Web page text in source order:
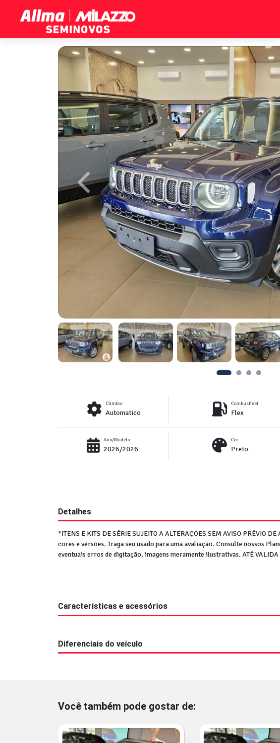
Previous
Câmbio
Automatico
Combustível
Flex
Ano/Modelo
2026/2026
Cor
Preto
Detalhes
*ITENS E KITS DE SÉRIE SUJEITO A ALTERAÇÕES SEM AVISO PRÉVIO
cores e versões. Traga seu usado para uma avaliação. Consulte nossos
eventuais erros de digitação, imagens meramente ilustrativas. ATÉ
Características e acessórios
Diferenciais do veículo
Você também pode gostar de: